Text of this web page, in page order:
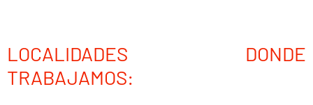
LOCALIDADES DONDE
TRABAJAMOS: